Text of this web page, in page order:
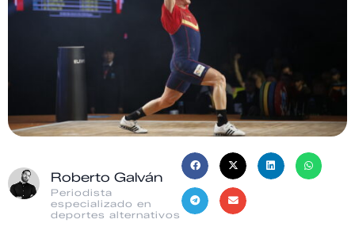
Roberto Galván
Periodista
especializado en
deportes alternativos